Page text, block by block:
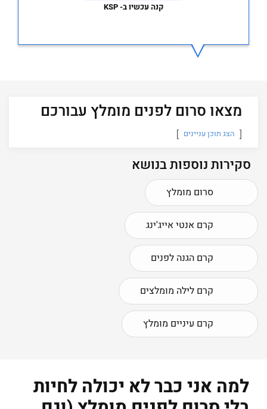
קנה עכשיו ב- KSP
מצאו סרום לפנים מומלץ עבורכם
הצג תוכן עניינים
סקירות נוספות בנושא
סרום מומלץ
קרם אנטי אייג'ינג
קרם הגנה לפנים
קרם לילה מומלצים
קרם עיניים מומלץ
למה אני כבר לא יכולה לחיות